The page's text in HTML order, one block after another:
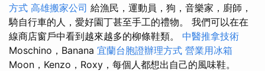
方式 高雄搬家公司 給漁民，運動員，狗，音樂家，廚師，
騎自行車的人，愛好園丁甚至手工的禮物。 我們可以在在
線商店窗戶中看到越來越多的柳條鞋類。 中醫推拿技術
Moschino，Banana 宜蘭台胞證辦理方式 營業用冰箱
Moon，Kenzo，Roxy，每個人都想出自己的風味鞋。